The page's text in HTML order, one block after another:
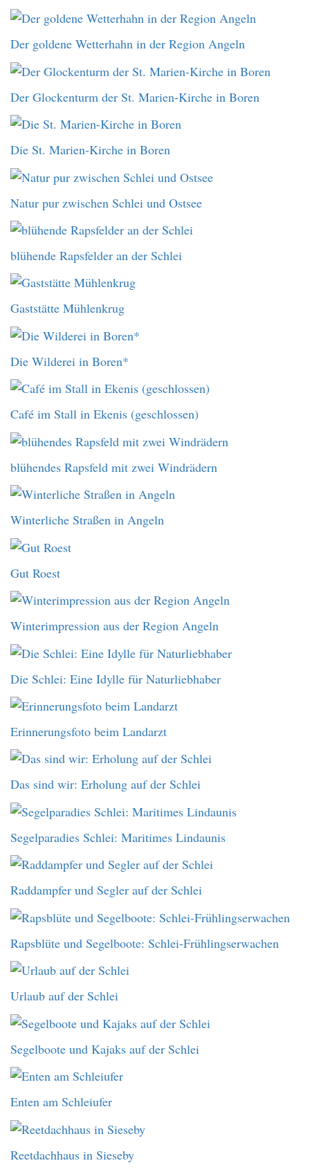
Der goldene Wetterhahn in der Region Angeln
Der Glockenturm der St. Marien-Kirche in Boren
Die St. Marien-Kirche in Boren
Natur pur zwischen Schlei und Ostsee
blühende Rapsfelder an der Schlei
Gaststätte Mühlenkrug
Die Wilderei in Boren*
Café im Stall in Ekenis (geschlossen)
blühendes Rapsfeld mit zwei Windrädern
Winterliche Straßen in Angeln
Gut Roest
Winterimpression aus der Region Angeln
Die Schlei: Eine Idylle für Naturliebhaber
Erinnerungsfoto beim Landarzt
Das sind wir: Erholung auf der Schlei
Segelparadies Schlei: Maritimes Lindaunis
Raddampfer und Segler auf der Schlei
Rapsblüte und Segelboote: Schlei-Frühlingserwachen
Urlaub auf der Schlei
Segelboote und Kajaks auf der Schlei
Enten am Schleiufer
Reetdachhaus in Sieseby